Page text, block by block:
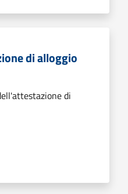
di alloggio
di